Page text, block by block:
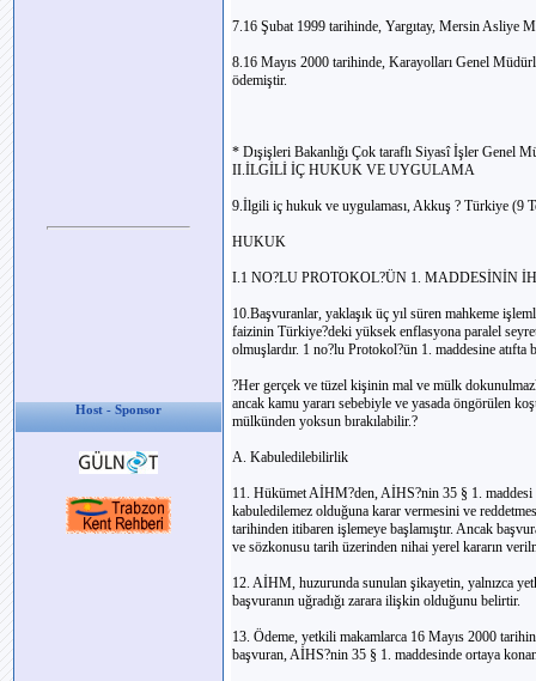
Host - Sponsor
7.16 Şubat 1999 tarihinde, Yargıtay, Mersin Asliye
8.16 Mayıs 2000 tarihinde, Karayolları Genel
ödemiştir.
* Dışişleri Bakanlığı Çok taraflı Siyasî İşler Genel
II.İLGİLİ İÇ HUKUK VE UYGULAMA
9.İlgili iç hukuk ve uygulaması, Akkuş ? Türkiye (9
HUKUK
I.1 NO?LU PROTOKOL?ÜN 1. MADDESİNİN
10.Başvuranlar, yaklaşık üç yıl süren mahkeme
faizinin Türkiye?deki yüksek enflasyona paralel
olmuşlardır. 1 no?lu Protokol?ün 1. maddesine
?Her gerçek ve tüzel kişinin mal ve mülk
ancak kamu yararı sebebiyle ve yasada öngörülen
mülkünden yoksun bırakılabilir.?
A. Kabuledilebilirlik
11. Hükümet AİHM?den, AİHS?nin 35 § 1. maddesi
kabuledilemez olduğuna karar vermesini ve
tarihinden itibaren işlemeye başlamıştır. Ancak
ve sözkonusu tarih üzerinden nihai yerel kararın
12. AİHM, huzurunda sunulan şikayetin, yalnızca
başvuranın uğradığı zarara ilişkin olduğunu belirtir.
13. Ödeme, yetkili makamlarca 16 Mayıs 2000
başvuran, AİHS?nin 35 § 1. maddesinde ortaya